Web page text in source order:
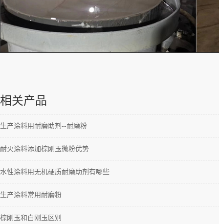
相关产品
生产涂料用耐磨助剂--耐磨粉
耐火涂料添加棕刚玉微粉优势
水性涂料用无机硬质耐磨助剂有哪些
生产涂料常用耐磨粉
棕刚玉和白刚玉区别